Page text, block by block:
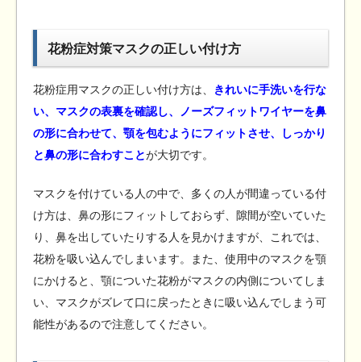
花粉症対策マスクの正しい付け方
花粉症用マスクの正しい付け方は、
きれいに手洗いを行な
い、マスクの表裏を確認し、ノーズフィットワイヤーを鼻
の形に合わせて、顎を包むようにフィットさせ、しっかり
と鼻の形に合わすことが大切です。
マスクを付けている人の中で、多くの人が間違っている付
け方は、鼻の形にフィットしておらず、隙間が空いていた
り、鼻を出していたりする人を見かけますが、これでは、
花粉を吸い込んでしまいます。また、使用中のマスクを顎
にかけると、顎についた花粉がマスクの内側についてしま
い、マスクがズレて口に戻ったときに吸い込んでしまう可
能性があるので注意してください。